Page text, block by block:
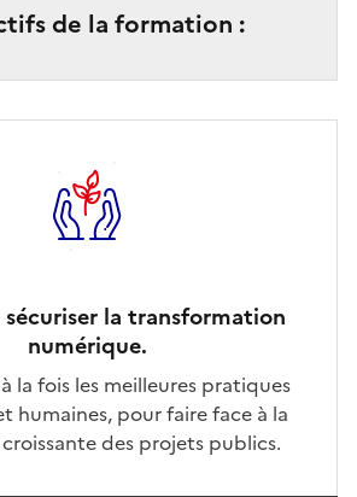
de la formation :
la transformation
numérique.
la fois les meilleures pratiques
humaines, pour faire face à la
des projets publics.